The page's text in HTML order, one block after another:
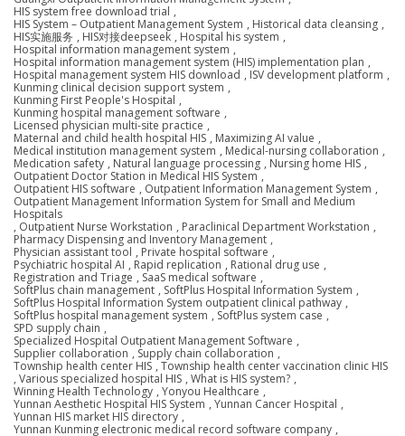
HIS system free download trial ,
HIS System – Outpatient Management System , Historical data cleansing ,
HIS实施服务 , HIS对接deepseek , Hospital his system ,
Hospital information management system ,
Hospital information management system (HIS) implementation plan ,
Hospital management system HIS download , ISV development platform ,
Kunming clinical decision support system ,
Kunming First People's Hospital ,
Kunming hospital management software ,
Licensed physician multi-site practice ,
Maternal and child health hospital HIS , Maximizing AI value ,
Medical institution management system , Medical-nursing collaboration ,
Medication safety , Natural language processing , Nursing home HIS ,
Outpatient Doctor Station in Medical HIS System ,
Outpatient HIS software , Outpatient Information Management System ,
Outpatient Management Information System for Small and Medium
Hospitals
, Outpatient Nurse Workstation , Paraclinical Department Workstation ,
Pharmacy Dispensing and Inventory Management ,
Physician assistant tool , Private hospital software ,
Psychiatric hospital AI , Rapid replication , Rational drug use ,
Registration and Triage , SaaS medical software ,
SoftPlus chain management , SoftPlus Hospital Information System ,
SoftPlus Hospital Information System outpatient clinical pathway ,
SoftPlus hospital management system , SoftPlus system case ,
SPD supply chain ,
Specialized Hospital Outpatient Management Software ,
Supplier collaboration , Supply chain collaboration ,
Township health center HIS , Township health center vaccination clinic HIS
, Various specialized hospital HIS , What is HIS system? ,
Winning Health Technology , Yonyou Healthcare ,
Yunnan Aesthetic Hospital HIS System , Yunnan Cancer Hospital ,
Yunnan HIS market HIS directory ,
Yunnan Kunming electronic medical record software company ,